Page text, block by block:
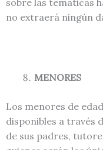
sobre las temáticas
no extraerá ningún
MENORES
Los menores de
disponibles a través
de sus padres,